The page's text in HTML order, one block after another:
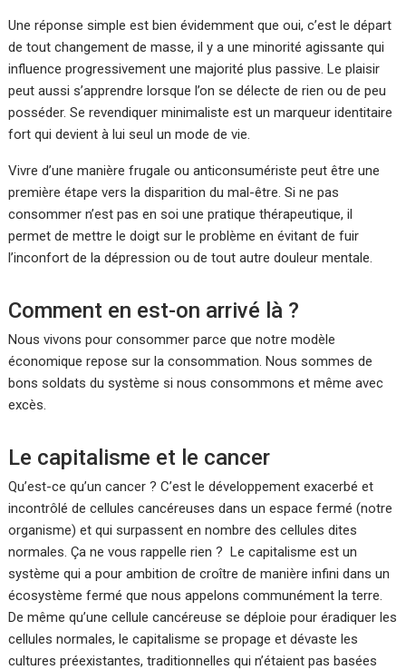
Une réponse simple est bien évidemment que oui, c’est le départ
de tout changement de masse, il y a une minorité agissante qui
influence progressivement une majorité plus passive. Le plaisir
peut aussi s’apprendre lorsque l’on se délecte de rien ou de peu
posséder. Se revendiquer minimaliste est un marqueur identitaire
fort qui devient à lui seul un mode de vie.
Vivre d’une manière frugale ou anticonsumériste peut être une
première étape vers la disparition du mal-être. Si ne pas
consommer n’est pas en soi une pratique thérapeutique, il
permet de mettre le doigt sur le problème en évitant de fuir
l’inconfort de la dépression ou de tout autre douleur mentale.
Comment en est-on arrivé là ?
Nous vivons pour consommer parce que notre modèle
économique repose sur la consommation. Nous sommes de
bons soldats du système si nous consommons et même avec
excès.
Le capitalisme et le cancer
Qu’est-ce qu’un cancer ? C’est le développement exacerbé et
incontrôlé de cellules cancéreuses dans un espace fermé (notre
organisme) et qui surpassent en nombre des cellules dites
normales. Ça ne vous rappelle rien ? Le capitalisme est un
système qui a pour ambition de croître de manière infini dans un
écosystème fermé que nous appelons communément la terre.
De même qu’une cellule cancéreuse se déploie pour éradiquer les
cellules normales, le capitalisme se propage et dévaste les
cultures préexistantes, traditionnelles qui n’étaient pas basées